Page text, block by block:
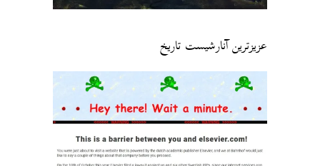
عزیزترین آنارشیست تاریخ